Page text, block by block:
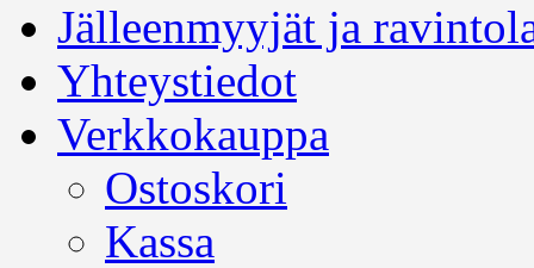
Jälleenmyyjät ja
Yhteystiedot
Verkkokauppa
Ostoskori
Kassa